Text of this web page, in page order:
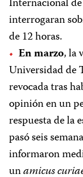
interrogaran
de 12 horas.
En marzo, la
Universidad de
revocada tras
opinión en un
respuesta de la
pasó seis
informaron
unamicus